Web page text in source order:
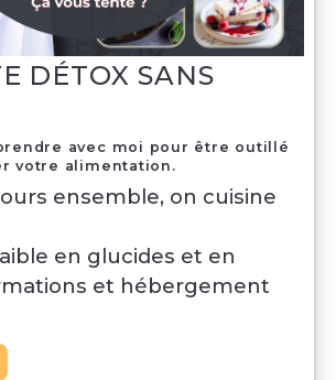
DÉTOX SANS
avec moi pour être outillé
votre alimentation.
ensemble, on cuisine
en glucides et en
et hébergement